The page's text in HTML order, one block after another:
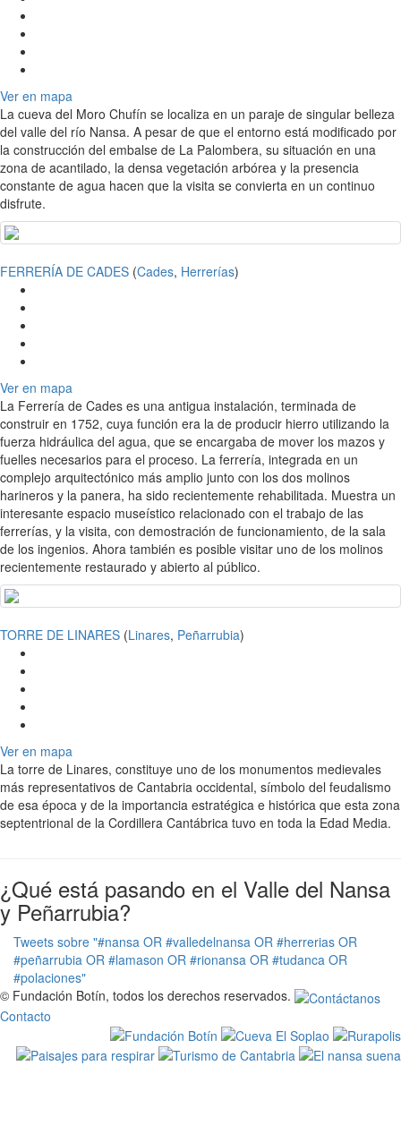
Ver en mapa
La cueva del Moro Chufín se localiza en un paraje de singular belleza
del valle del río Nansa. A pesar de que el entorno está modificado por
la construcción del embalse de La Palombera, su situación en una
zona de acantilado, la densa vegetación arbórea y la presencia
constante de agua hacen que la visita se convierta en un continuo
disfrute.
FERRERÍA DE CADES (Cades, Herrerías)
Ver en mapa
La Ferrería de Cades es una antigua instalación, terminada de
construir en 1752, cuya función era la de producir hierro utilizando la
fuerza hidráulica del agua, que se encargaba de mover los mazos y
fuelles necesarios para el proceso. La ferrería, integrada en un
complejo arquitectónico más amplio junto con los dos molinos
harineros y la panera, ha sido recientemente rehabilitada. Muestra un
interesante espacio museístico relacionado con el trabajo de las
ferrerías, y la visita, con demostración de funcionamiento, de la sala
de los ingenios. Ahora también es posible visitar uno de los molinos
recientemente restaurado y abierto al público.
TORRE DE LINARES (Linares, Peñarrubia)
Ver en mapa
La torre de Linares, constituye uno de los monumentos medievales
más representativos de Cantabria occidental, símbolo del feudalismo
de esa época y de la importancia estratégica e histórica que esta zona
septentrional de la Cordillera Cantábrica tuvo en toda la Edad Media.
¿Qué está pasando en el Valle del Nansa
y Peñarrubia?
Tweets sobre "#nansa OR #valledelnansa OR #herrerias OR
#peñarrubia OR #lamason OR #rionansa OR #tudanca OR
#polaciones"
© Fundación Botín, todos los derechos reservados.
Contacto